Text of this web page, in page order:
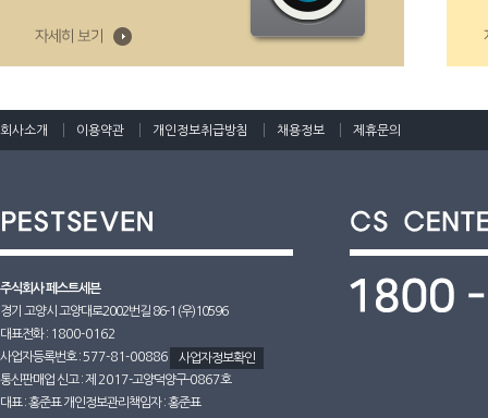
회사소개 이용약관 개인정보취급방침 채용정보 제휴문의
주식회사 페스트세븐
경기 고양시 고양대로2002번길 86-1 (우)10596
대표전화 : 1800-0162
사업자등록번호 : 577-81-00886
사업자정보확인
통신판매업 신고 : 제 2017-고양덕양구-0867호
대표 : 홍준표 개인정보관리책임자 : 홍준표